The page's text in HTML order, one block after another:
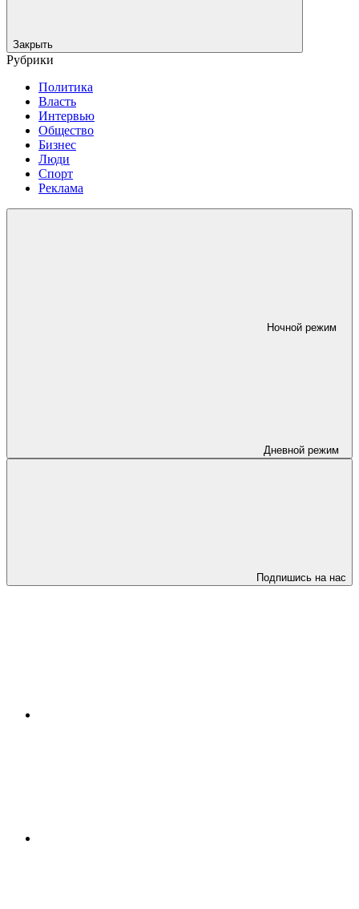
Закрыть
Рубрики
Политика
Власть
Интервью
Общество
Бизнес
Люди
Спорт
Реклама
Ночной режим
Дневной режим
Подпишись на нас